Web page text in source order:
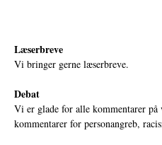
Læserbreve
Vi bringer gerne læserbreve.
Debat
Vi er glade for alle kommentarer
kommentarer for personangreb,